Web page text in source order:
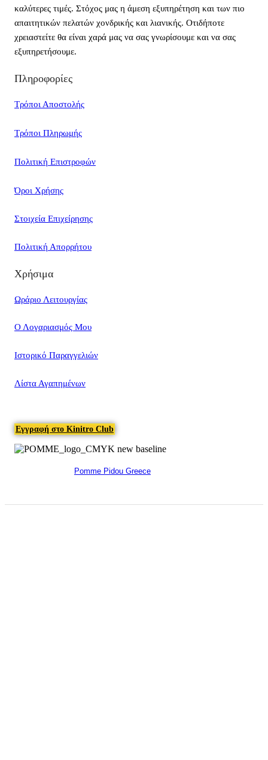
καλύτερες τιμές. Στόχος μας η άμεση εξυπηρέτηση και των πιο
απαιτητικών πελατών χονδρικής και λιανικής. Οτιδήποτε
χρειαστείτε θα είναι χαρά μας να σας γνωρίσουμε και να σας
εξυπηρετήσουμε.
Πληροφορίες
Τρόποι Αποστολής
Τρόποι Πληρωμής
Πολιτική Επιστροφών
Όροι Χρήσης
Στοιχεία Επιχείρησης
Πολιτική Απορρήτου
Χρήσιμα
Ωράριο Λειτουργίας
Ο Λογαριασμός Μου
Ιστορικό Παραγγελιών
Λίστα Αγαπημένων
Εγγραφή στο Kinitro Club
Pomme Pidou Greece